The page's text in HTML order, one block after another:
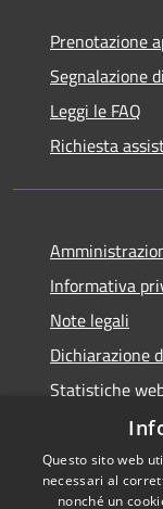
Prenotazione
Segnalazione
Leggi le FAQ
Richiesta
Informativa
Note legali
Dichiarazione
Statistiche
Questo sito web
necessari al
nonché un